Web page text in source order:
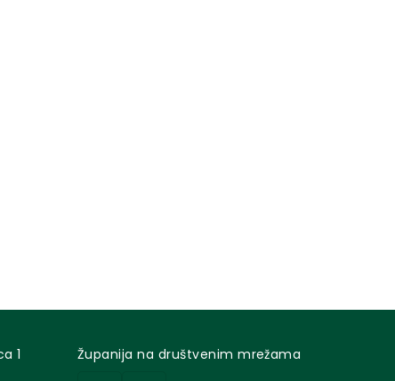
1
Županija na društvenim mrežama